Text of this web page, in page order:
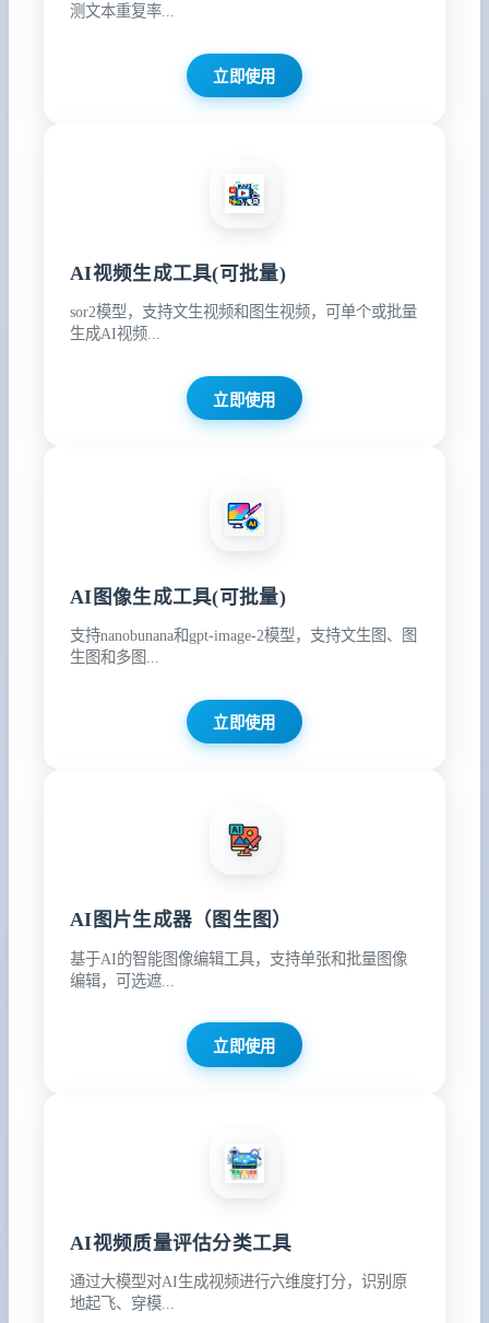
测文本重复率...
立即使用
AI视频生成工具(可批量)
sor2模型，支持文生视频和图生视频，可单个或批量
生成AI视频...
立即使用
AI图像生成工具(可批量)
支持nanobunana和gpt-image-2模型，支持文生图、图
生图和多图...
立即使用
AI图片生成器（图生图）
基于AI的智能图像编辑工具，支持单张和批量图像
编辑，可选遮...
立即使用
AI视频质量评估分类工具
通过大模型对AI生成视频进行六维度打分，识别原
地起飞、穿模...